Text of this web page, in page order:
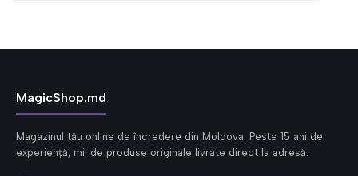
MagicShop.md
Magazinul tău online de încredere din Moldova. Peste 15 ani de
experiență, mii de produse originale livrate direct la adresă.